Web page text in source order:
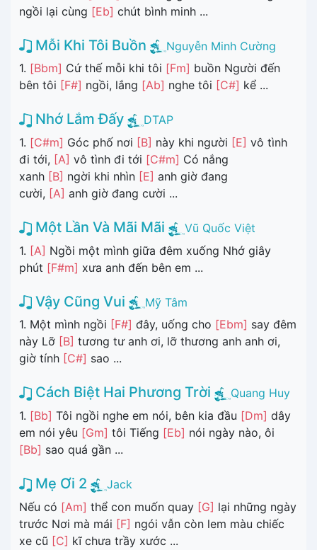
ngồi lại cùng [Eb] chút bình minh ...
Mỗi Khi Tôi Buồn
Nguyễn Minh Cường
1. [Bbm] Cứ thế mỗi khi tôi [Fm] buồn Người đến
bên tôi [F#] ngồi, lắng [Ab] nghe tôi [C#] kể ...
Nhớ Lắm Đấy
DTAP
1. [C#m] Góc phố nơi [B] này khi người [E] vô tình
đi tới, [A] vô tình đi tới [C#m] Có nắng
xanh [B] ngời khi nhìn [E] anh giờ đang
cười, [A] anh giờ đang cười ...
Một Lần Và Mãi Mãi
Vũ Quốc Việt
1. [A] Ngồi một mình giữa đêm xuống Nhớ giây
phút [F#m] xưa anh đến bên em ...
Vậy Cũng Vui
Mỹ Tâm
1. Một mình ngồi [F#] đây, uống cho [Ebm] say đêm
này Lỡ [B] tương tư anh ơi, lỡ thương anh anh ơi,
giờ tính [C#] sao ...
Cách Biệt Hai Phương Trời
Quang Huy
1. [Bb] Tôi ngồi nghe em nói, bên kia đầu [Dm] dây
em nói yêu [Gm] tôi Tiếng [Eb] nói ngày nào, ôi
[Bb] sao quá gần ...
Mẹ Ơi 2
Jack
Nếu có [Am] thể con muốn quay [G] lại những ngày
trước Nơi mà mái [F] ngói vẫn còn lem màu chiếc
xe cũ [C] kĩ chưa trầy xước ...